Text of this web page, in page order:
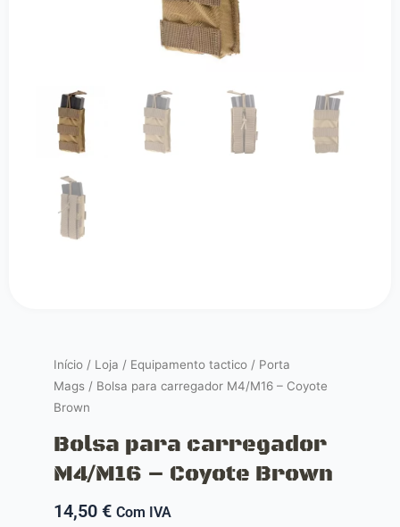
Início / Loja / Equipamento tactico / Porta
Mags / Bolsa para carregador M4/M16 – Coyote
Brown
Bolsa para carregador
M4/M16 – Coyote Brown
14,50 € Com IVA